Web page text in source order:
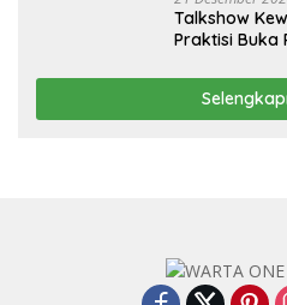
Talkshow
Praktisi Buka